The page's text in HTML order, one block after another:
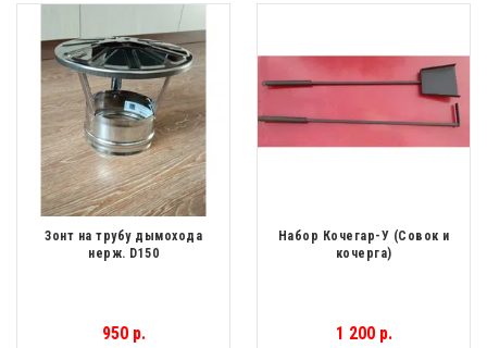
Зонт на трубу дымохода
нерж. D150
950 р.
Набор Кочегар-У (Совок и
кочерга)
1 200 р.